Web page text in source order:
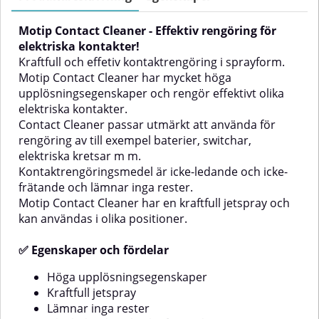
Lämnar
avgasutsläpp.Rengöringsmedlet
verkar effektivt utan att lämna
rester och hjälper samtidigt till att
förhindra uppbyggnad av nya
hartsavlagringar. Tack vare den
praktiska 360°-ventilen kan
produkten användas i flera
positioner, vilket gör
appliceringen smidig även i
svåråtkomliga utrymmen.✅
Fördelar• Snabbverkande effekt•
Lämnar inga rester• Förhindrar
hartsavlagringar• Utrustad med
360°-ventil💡 Tips• Använd
produkten regelbundet för att
motverka nya avlagringar• Följ
rekommendationer för bästa
yrkesmässigt bruk• Läs alltid
anvisningarna på förpackningen
före användningAnvändning•
Burken bör ha rumstemperatur•
trädgårdsredskap,
motordrivna fordon.Motip
upplösningsegenskaper, lämnar
inga rester, och är varken
ledande eller frätande. Genom att
hålla motorn ren bidrar du till
funktionen hos elektroniska
kopplingar.✅ FördelarLöser
effektivt upp smuts, olja och
efter sköljningIcke-ledande och
säker för elektroniska
komponenterMotverkar
rostDimmigt spraymönster för
jämn
Engine Cleaner passar för
områden:Personbilar och
Motip Contact Cleaner - Effektiv rengöring för
elektriska kontakter!
Kraftfull och effetiv kontaktrengöring i sprayform.
Motip Contact Cleaner har mycket höga
upplösningsegenskaper och rengör effektivt olika
elektriska kontakter.
Contact Cleaner passar utmärkt att använda för
rengöring av till exempel baterier, switchar,
elektriska kretsar m m.
Kontaktrengöringsmedel är icke-ledande och icke-
frätande och lämnar inga rester.
Motip Contact Cleaner har en kraftfull jetspray och
kan användas i olika positioner.
✅ Egenskaper och fördelar
Höga upplösningsegenskaper
Kraftfull jetspray
Lämnar inga rester